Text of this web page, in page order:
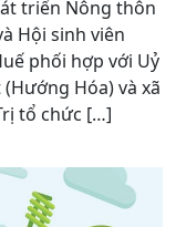
triển Nông thôn
Hội sinh viên
phối hợp với Uỷ
Hóa) và xã
tổ chức […]